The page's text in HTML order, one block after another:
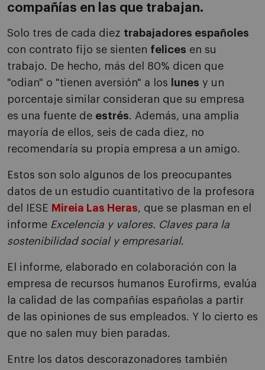
compañías en las que trabajan.
Solo tres de cada diez trabajadores españoles
con contrato fijo se sienten felices en su
trabajo. De hecho, más del 80% dicen que
"odian" o "tienen aversión" a los
lunes y un
porcentaje similar consideran que su empresa
es una fuente de estrés. Además, una amplia
mayoría de ellos, seis de cada diez, no
recomendaría su propia empresa a un amigo.
Estos son solo algunos de los preocupantes
datos de un estudio cuantitativo de la profesora
del IESE Mireia Las Heras, que se plasman en el
informe Excelencia y valores. Claves para la
sostenibilidad social y empresarial.
El informe, elaborado en colaboración con la
empresa de recursos humanos Eurofirms, evalúa
la calidad de las compañías españolas a partir
de las opiniones de sus empleados. Y lo cierto es
que no salen muy bien paradas.
Entre los datos descorazonadores también